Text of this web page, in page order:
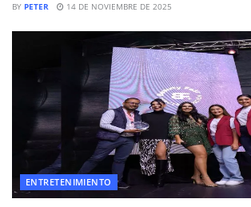
BY PETER 14 DE NOVIEMBRE DE 2025
ENTRETENIMIENTO